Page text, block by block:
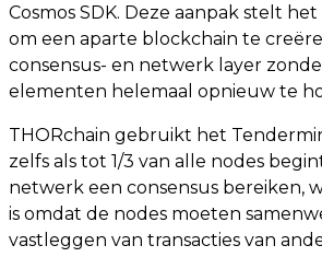
Cosmos SDK. Deze aanpak stelt
om een ​​aparte blockchain te
consensus- en netwerk layer
elementen helemaal opnieuw te
THORchain gebruikt het
zelfs als tot 1/3 van alle nodes
netwerk een consensus bereiken,
is omdat de nodes moeten
vastleggen van transacties van